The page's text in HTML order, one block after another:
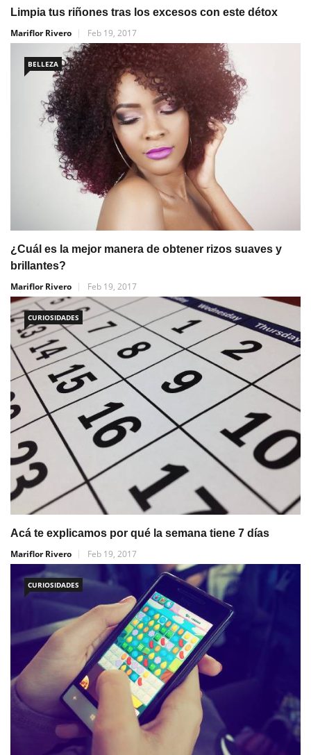
Limpia tus riñones tras los excesos con este détox
Mariflor Rivero
Feb 19, 2017
BELLEZA
¿Cuál es la mejor manera de obtener rizos suaves y
brillantes?
Mariflor Rivero
Feb 19, 2017
CURIOSIDADES
Acá te explicamos por qué la semana tiene 7 días
Mariflor Rivero
Feb 19, 2017
CURIOSIDADES